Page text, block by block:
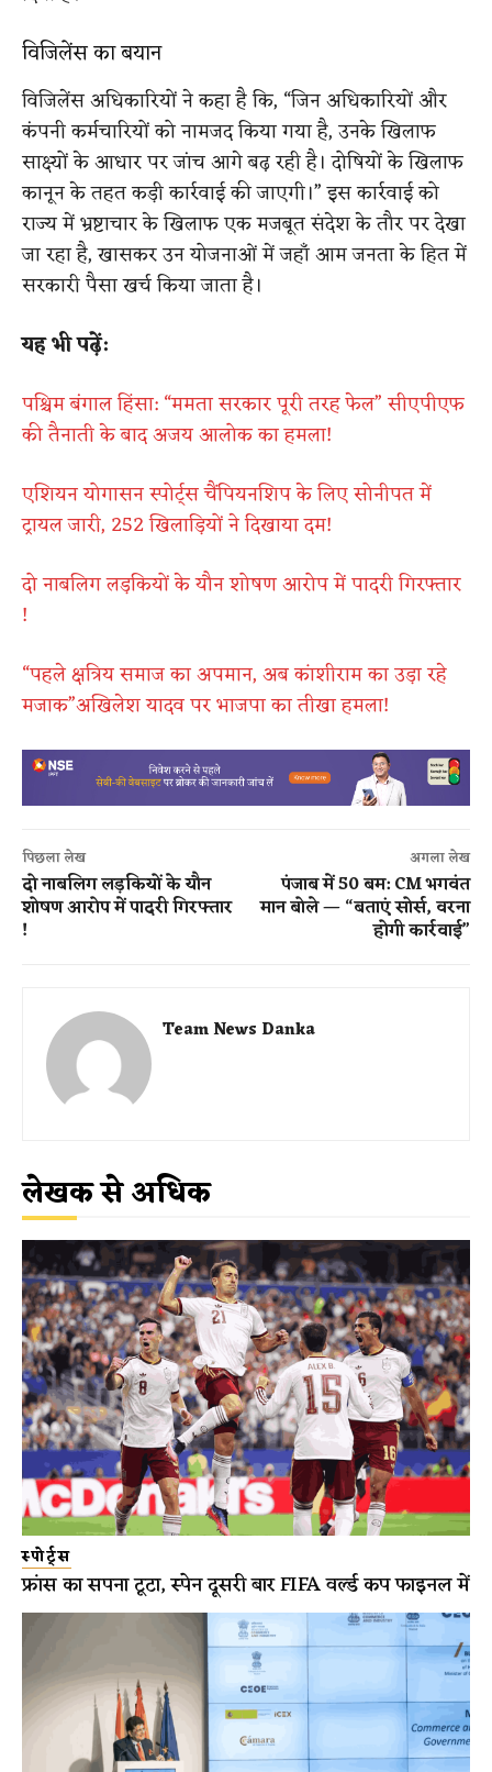
विजिलेंस का बयान
विजिलेंस अधिकारियों ने कहा है कि, “जिन अधिकारियों और
कंपनी कर्मचारियों को नामजद किया गया है, उनके खिलाफ
साक्ष्यों के आधार पर जांच आगे बढ़ रही है। दोषियों के खिलाफ
कानून के तहत कड़ी कार्रवाई की जाएगी।” इस कार्रवाई को
राज्य में भ्रष्टाचार के खिलाफ एक मजबूत संदेश के तौर पर देखा
जा रहा है, खासकर उन योजनाओं में जहाँ आम जनता के हित में
सरकारी पैसा खर्च किया जाता है।
यह भी पढ़ें:
पश्चिम बंगाल हिंसा: “ममता सरकार पूरी तरह फेल” सीएपीएफ
की तैनाती के बाद अजय आलोक का हमला!
एशियन योगासन स्पोर्ट्स चैंपियनशिप के लिए सोनीपत में
ट्रायल जारी, 252 खिलाड़ियों ने दिखाया दम!
दो नाबलिग लड़कियों के यौन शोषण आरोप में पादरी गिरफ्तार
!
“पहले क्षत्रिय समाज का अपमान, अब कांशीराम का उड़ा रहे
मजाक”अखिलेश यादव पर भाजपा का तीखा हमला!
पिछला लेख
दो नाबलिग लड़कियों के यौन
शोषण आरोप में पादरी गिरफ्तार
!
अगला लेख
पंजाब में 50 बम: CM भगवंत
मान बोले — “बताएं सोर्स, वरना
होगी कार्रवाई”
Team News Danka
लेखक से अधिक
स्पोर्ट्स
फ्रांस का सपना टूटा, स्पेन दूसरी बार FIFA वर्ल्ड कप फाइनल में